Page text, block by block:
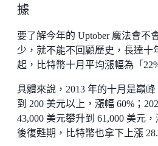
據
要了解今年的 Uptober 魔法會不
少，就不能不回顧歷史，長達十
起，比特幣十月平均漲幅為「
具體來說，2013 年的十月是巔
到 200 美元以上，漲幅 60%；
43,000 美元攀升到 61,000 美元
後復甦期，比特幣也拿下上漲